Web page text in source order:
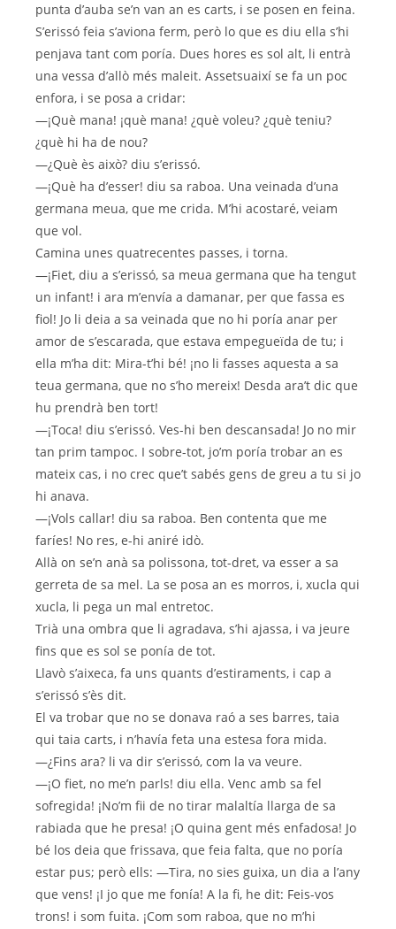
punta d’auba se’n van an es carts, i se posen en feina.
S’erissó feia s’aviona ferm, però lo que es diu ella s’hi
penjava tant com poría. Dues hores es sol alt, li entrà
una vessa d’allò més maleit. Assetsuaixí se fa un poc
enfora, i se posa a cridar:
—¡Què mana! ¡què mana! ¿què voleu? ¿què teniu?
¿què hi ha de nou?
—¿Què ès això? diu s’erissó.
—¡Què ha d’esser! diu sa raboa. Una veinada d’una
germana meua, que me crida. M’hi acostaré, veiam
que vol.
Camina unes quatrecentes passes, i torna.
—¡Fiet, diu a s’erissó, sa meua germana que ha tengut
un infant! i ara m’envía a damanar, per que fassa es
fiol! Jo li deia a sa veinada que no hi poría anar per
amor de s’escarada, que estava empegueïda de tu; i
ella m’ha dit: Mira-t’hi bé! ¡no li fasses aquesta a sa
teua germana, que no s’ho mereix! Desda ara’t dic que
hu prendrà ben tort!
—¡Toca! diu s’erissó. Ves-hi ben descansada! Jo no mir
tan prim tampoc. I sobre-tot, jo’m poría trobar an es
mateix cas, i no crec que’t sabés gens de greu a tu si jo
hi anava.
—¡Vols callar! diu sa raboa. Ben contenta que me
faríes! No res, e-hi aniré idò.
Allà on se’n anà sa polissona, tot-dret, va esser a sa
gerreta de sa mel. La se posa an es morros, i, xucla qui
xucla, li pega un mal entretoc.
Trià una ombra que li agradava, s’hi ajassa, i va jeure
fins que es sol se ponía de tot.
Llavò s’aixeca, fa uns quants d’estiraments, i cap a
s’erissó s’ès dit.
El va trobar que no se donava raó a ses barres, taia
qui taia carts, i n’havía feta una estesa fora mida.
—¿Fins ara? li va dir s’erissó, com la va veure.
—¡O fiet, no me’n parls! diu ella. Venc amb sa fel
sofregida! ¡No’m fii de no tirar malaltía llarga de sa
rabiada que he presa! ¡O quina gent més enfadosa! Jo
bé los deia que frissava, que feia falta, que no poría
estar pus; però ells: —Tira, no sies guixa, un dia a l’any
que vens! ¡I jo que me fonía! A la fi, he dit: Feis-vos
trons! i som fuita. ¡Com som raboa, que no m’hi